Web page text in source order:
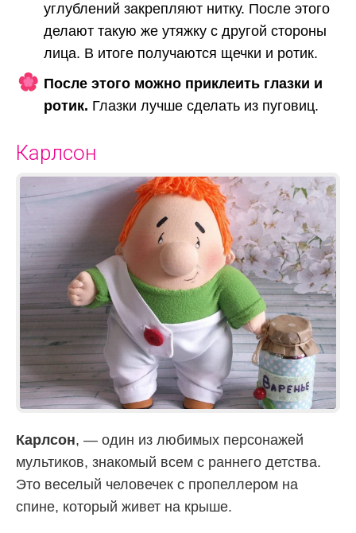
углублений закрепляют нитку. После этого
делают такую же утяжку с другой стороны
лица. В итоге получаются щечки и ротик.
После этого можно приклеить глазки и
ротик. Глазки лучше сделать из пуговиц.
Карлсон
Карлсон, — один из любимых персонажей
мультиков, знакомый всем с раннего детства.
Это веселый человечек с пропеллером на
спине, который живет на крыше.